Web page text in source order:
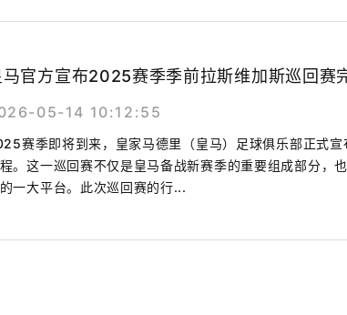
马官方宣布2025赛季季前拉斯维加斯巡回赛
05-14 10:12:55
赛季即将到来，皇家马德里（皇马）足球俱乐部正式
。这一巡回赛不仅是皇马备战新赛季的重要组成部分，
一大平台。此次巡回赛的行...